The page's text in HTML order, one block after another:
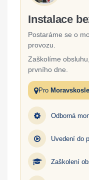
Instalace
Postaráme se o
provozu.
Zaškolíme
prvního dne.
Pro
Odborná
Uvedení do
Zaškolení